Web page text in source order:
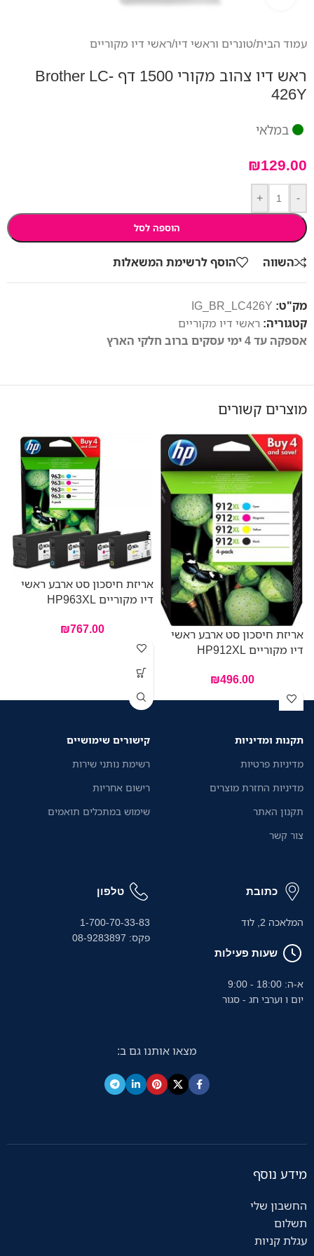
עמוד הבית/טונרים וראשי דיו/ראשי דיו מקוריים
ראש דיו צהוב מקורי 1500 דף Brother LC-
426Y
במלאי
₪129.00
-
+
הוספה לסל
השווה הוסף לרשימת המשאלות
מק"ט: IG_BR_LC426Y
קטגוריה: ראשי דיו מקוריים
אספקה עד 4 ימי עסקים ברוב חלקי הארץ
מוצרים קשורים
אריזת חיסכון סט ארבע ראשי
דיו מקוריים HP912XL
₪496.00
אריזת חיסכון סט ארבע ראשי
דיו מקוריים HP963XL
₪767.00
תקנות ומדיניות
מדיניות פרטיות
מדיניות החזרת מוצרים
תקנון האתר
צור קשר
קישורים שימושיים
רשימת נותני שירות
רישום אחריות
שימוש במתכלים תואמים
כתובת
המלאכה 2, לוד
שעות פעילות
א-ה: 18:00 - 9:00
יום ו וערבי חג - סגור
טלפון
1-700-70-33-83
פקס: 08-9283897
מצאו אותנו גם ב:
מידע נוסף
החשבון שלי
תשלום
עגלת קניות